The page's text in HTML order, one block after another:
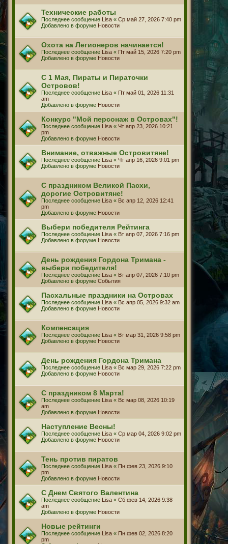
Технические работы
Последнее сообщение Lisa « Ср май 27, 2026 7:40 pm
Добавлено в форуме Новости
Охота на Легионеров начинается!
Последнее сообщение Lisa « Пт май 15, 2026 7:20 pm
Добавлено в форуме Новости
С 1 Мая, Пираты и Пираточки
Островов!
Последнее сообщение Lisa « Пт май 01, 2026 11:31
am
Добавлено в форуме Новости
Конкурс "Мой персонаж в Островах"!
Последнее сообщение Lisa « Чт апр 23, 2026 10:21
pm
Добавлено в форуме Новости
Внимание, отважные Островитяне!
Последнее сообщение Lisa « Чт апр 16, 2026 9:01 pm
Добавлено в форуме Новости
С праздником Великой Пасхи,
дорогие Островитяне!
Последнее сообщение Lisa « Вс апр 12, 2026 12:41
pm
Добавлено в форуме Новости
Выбери победителя Рейтинга
Последнее сообщение Lisa « Вт апр 07, 2026 7:16 pm
Добавлено в форуме Новости
День рождения Гордона Тримана -
выбери победителя!
Последнее сообщение Lisa « Вт апр 07, 2026 7:10 pm
Добавлено в форуме События
Пасхальные праздники на Островах
Последнее сообщение Lisa « Вс апр 05, 2026 9:32 am
Добавлено в форуме Новости
Компенсация
Последнее сообщение Lisa « Вт мар 31, 2026 9:58 pm
Добавлено в форуме Новости
День рождения Гордона Тримана
Последнее сообщение Lisa « Вс мар 29, 2026 7:22 pm
Добавлено в форуме Новости
С праздником 8 Марта!
Последнее сообщение Lisa « Вс мар 08, 2026 10:19
am
Добавлено в форуме Новости
Наступление Весны!
Последнее сообщение Lisa « Ср мар 04, 2026 9:02 pm
Добавлено в форуме Новости
Тень против пиратов
Последнее сообщение Lisa « Пн фев 23, 2026 9:10
pm
Добавлено в форуме Новости
С Днем Святого Валентина
Последнее сообщение Lisa « Сб фев 14, 2026 9:38
am
Добавлено в форуме Новости
Новые рейтинги
Последнее сообщение Lisa « Пн фев 02, 2026 8:20
pm